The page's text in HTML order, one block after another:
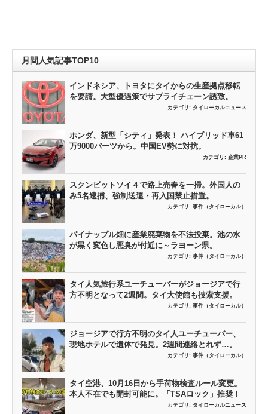
月間人気記事TOP10
インドネシア、トヨタにタイからの生産拠点移転
を要請。大型優遇策でサプライチェーン誘致。
カテゴリ: タイローカルニュース
ホンダ、新型「シティ」発表！ ハイブリッド車61
万9000バーツから。中国EV勢に対抗。
カテゴリ: 企業PR
スクンビットソイ４で路上売春を一掃。外国人の
み5名逮捕、強制送還・再入国禁止措置。
カテゴリ: 事件（タイローカル）
パイナップル畑に産業廃棄物を不法投棄。池の水
が黒く変色し悪臭が付近に～ラヨーン県。
カテゴリ: 事件（タイローカル）
タイ人気旅行系ユーチューバーがジョージアで行
方不明となって2週間。タイ大使館も捜索支援。
カテゴリ: 事件（タイローカル）
ジョージアで行方不明のタイ人ユーチューバー、
現地ホテルで遺体で発見。2週間連絡とれず…。
カテゴリ: 事件（タイローカル）
タイ空港、10月16日から手荷物検査ルール変更。
本人不在でも開封可能に。「TSAロック」推奨！
カテゴリ: タイローカルニュース